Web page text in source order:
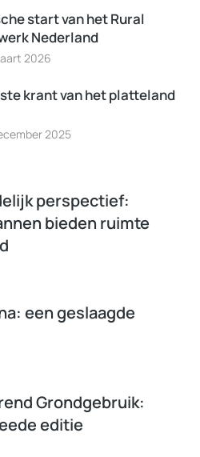
start van het Rural
Nederland
2026
krant van het platteland
2025
perspectief:
bieden ruimte
een geslaagde
Grondgebruik:
editie